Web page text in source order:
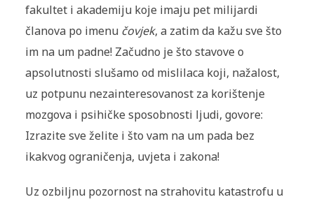
fakultet i akademiju koje imaju pet milijardi
članova po imenu čovjek, a zatim da kažu sve što
im na um padne! Začudno je što stavove o
apsolutnosti slušamo od mislilaca koji, nažalost,
uz potpunu nezainteresovanost za korištenje
mozgova i psihičke sposobnosti ljudi, govore:
Izrazite sve želite i što vam na um pada bez
ikakvog ograničenja, uvjeta i zakona!
Uz ozbiljnu pozornost na strahovitu katastrofu u